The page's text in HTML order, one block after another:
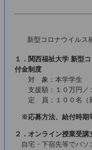
新型コロナウイルス
１．関西福祉大学 新型
付金制度
対 象：本学学生
支援額：１０万円／１
定 員：１００名（最
※応募方法、給付時期
２．オンライン授業受講
自宅・下宿先等でパソ